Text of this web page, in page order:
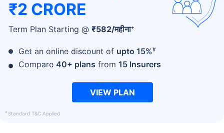
₹2 CRORE
Term Plan Starting @ ₹582/महीना+
Get an online discount of upto 15%#
Compare 40+ plans from 15 Insurers
VIEW PLAN
+Standard T&C Applied